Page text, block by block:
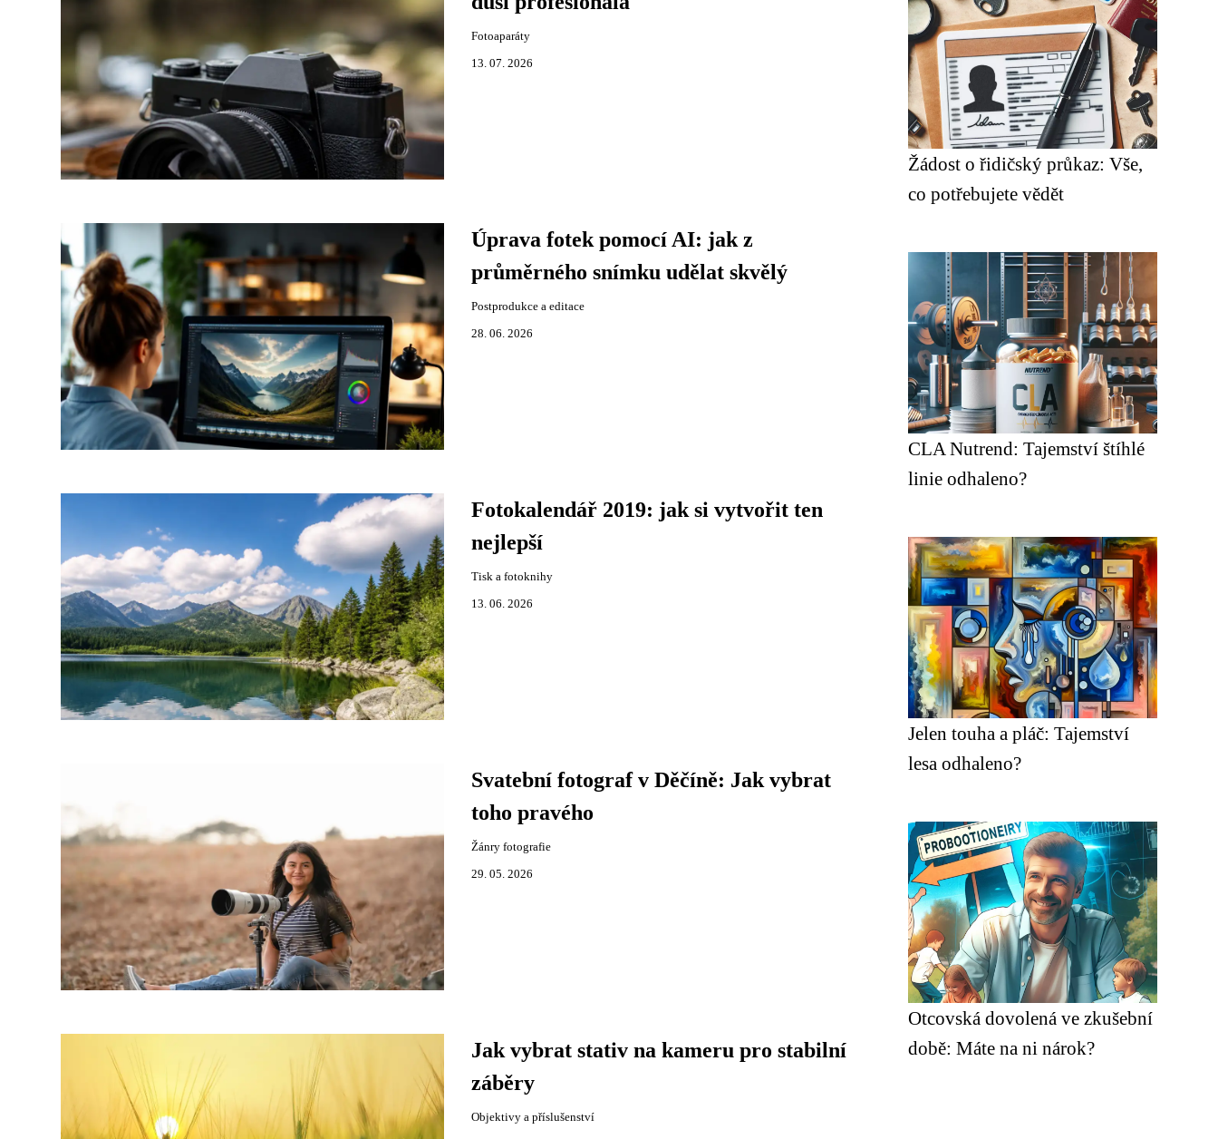
Fotoaparáty
13. 07. 2026
Úprava fotek pomocí AI: jak z
průměrného snímku udělat skvělý
Postprodukce a editace
28. 06. 2026
Fotokalendář 2019: jak si vytvořit ten
nejlepší
Tisk a fotoknihy
13. 06. 2026
Svatební fotograf v Děčíně: Jak vybrat
toho pravého
Žánry fotografie
29. 05. 2026
Jak vybrat stativ na kameru pro stabilní
záběry
Objektivy a příslušenství
Žádost o řidičský průkaz: Vše,
co potřebujete vědět
CLA Nutrend: Tajemství štíhlé
linie odhaleno?
Jelen touha a pláč: Tajemství
lesa odhaleno?
Otcovská dovolená ve zkušební
době: Máte na ni nárok?